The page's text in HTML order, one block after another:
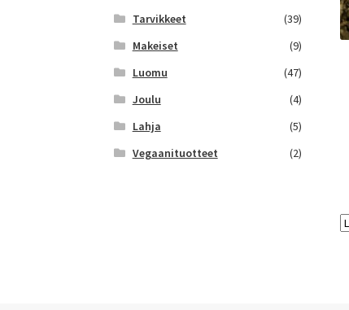
Tarvikkeet
(39)
Makeiset
(9)
Luomu
(47)
Joulu
(4)
Lahja
(5)
Vegaanituotteet
(2)